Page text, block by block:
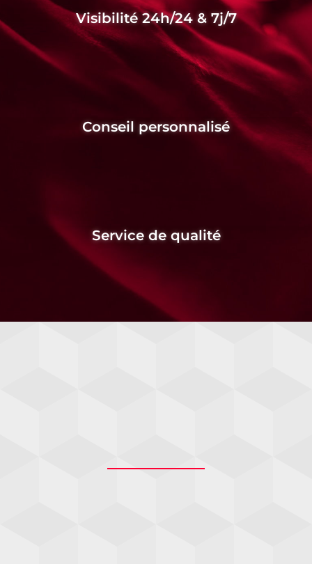
Visibilité 24h/24 & 7j/7
Conseil personnalisé
Service de qualité